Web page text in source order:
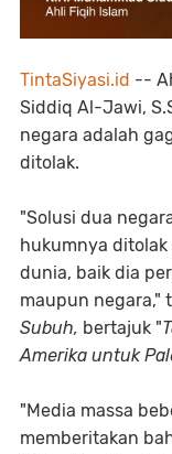
TintaSiyasi.id --
Siddiq Al-Jawi,
negara adalah
ditolak.
"Solusi dua
hukumnya
dunia, baik dia
maupun negara,"
Subuh, bertajuk "
Amerika untuk
"Media massa
memberitakan